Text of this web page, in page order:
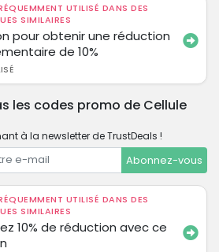
UTILISÉ DANS DES
SIMILAIRES
pour obtenir une réduction
de 10%
les codes promo de Cellule
à la newsletter de TrustDeals !
Abonnez-vous
UTILISÉ DANS DES
SIMILAIRES
10% de réduction avec ce